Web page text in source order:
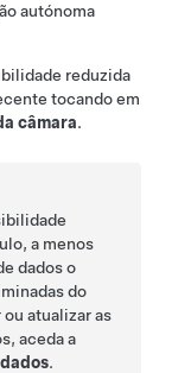
autónoma
reduzida
tocando em
câmara.
a menos
dados o
do
atualizar as
aceda a
.